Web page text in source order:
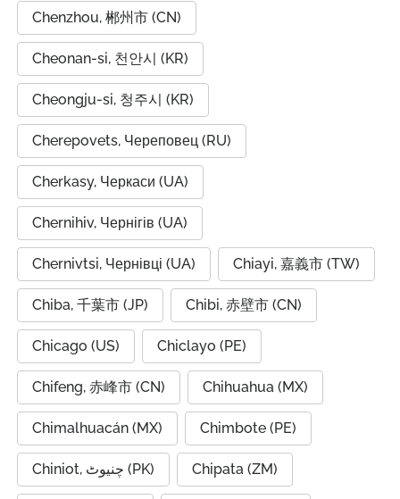
Chenzhou, 郴州市 (CN)
Cheonan-si, 천안시 (KR)
Cheongju-si, 청주시 (KR)
Cherepovets, Череповец (RU)
Cherkasy, Черкаси (UA)
Chernihiv, Чернігів (UA)
Chernivtsi, Чернівці (UA) Chiayi, 嘉義市 (TW)
Chiba, 千葉市 (JP) Chibi, 赤壁市 (CN)
Chicago (US) Chiclayo (PE)
Chifeng, 赤峰市 (CN) Chihuahua (MX)
Chimalhuacán (MX) Chimbote (PE)
Chiniot, چنیوٹ (PK) Chipata (ZM)